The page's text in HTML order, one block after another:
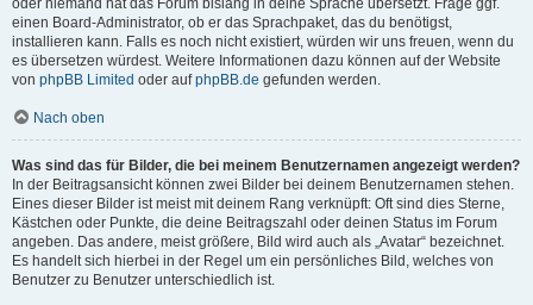
oder niemand hat das Forum bislang in deine Sprache übersetzt. Frage ggf.
einen Board-Administrator, ob er das Sprachpaket, das du benötigst,
installieren kann. Falls es noch nicht existiert, würden wir uns freuen, wenn du
es übersetzen würdest. Weitere Informationen dazu können auf der Website
von phpBB Limited oder aufphpBB.de gefunden werden.
Nach oben
Was sind das für Bilder, die bei meinem Benutzernamen angezeigt werden?
In der Beitragsansicht können zwei Bilder bei deinem Benutzernamen stehen.
Eines dieser Bilder ist meist mit deinem Rang verknüpft: Oft sind dies Sterne,
Kästchen oder Punkte, die deine Beitragszahl oder deinen Status im Forum
angeben. Das andere, meist größere, Bild wird auch als „Avatar“ bezeichnet.
Es handelt sich hierbei in der Regel um ein persönliches Bild, welches von
Benutzer zu Benutzer unterschiedlich ist.